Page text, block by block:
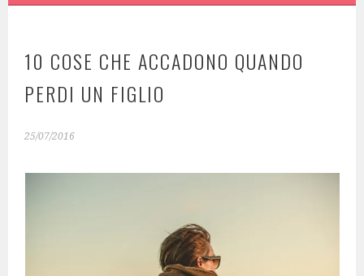
10 COSE CHE ACCADONO QUANDO
PERDI UN FIGLIO
25/07/2016